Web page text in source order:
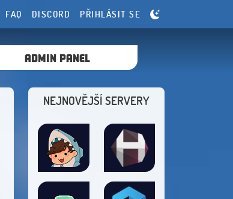
FAQ DISCORD PŘIHLÁSIT SE
ADMIN PANEL
NEJNOVĚJŠÍ SERVERY